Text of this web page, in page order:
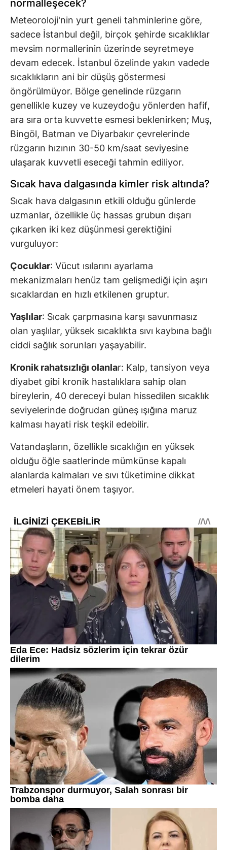
normalleşecek?
Meteoroloji'nin yurt geneli tahminlerine göre,
sadece İstanbul değil, birçok şehirde sıcaklıklar
mevsim normallerinin üzerinde seyretmeye
devam edecek. İstanbul özelinde yakın vadede
sıcaklıkların ani bir düşüş göstermesi
öngörülmüyor. Bölge genelinde rüzgarın
genellikle kuzey ve kuzeydoğu yönlerden hafif,
ara sıra orta kuvvette esmesi beklenirken; Muş,
Bingöl, Batman ve Diyarbakır çevrelerinde
rüzgarın hızının 30-50 km/saat seviyesine
ulaşarak kuvvetli eseceği tahmin ediliyor.
Sıcak hava dalgasında kimler risk altında?
Sıcak hava dalgasının etkili olduğu günlerde
uzmanlar, özellikle üç hassas grubun dışarı
çıkarken iki kez düşünmesi gerektiğini
vurguluyor:
Çocuklar: Vücut ısılarını ayarlama
mekanizmaları henüz tam gelişmediği için aşırı
sıcaklardan en hızlı etkilenen gruptur.
Yaşlılar: Sıcak çarpmasına karşı savunmasız
olan yaşlılar, yüksek sıcaklıkta sıvı kaybına bağlı
ciddi sağlık sorunları yaşayabilir.
Kronik rahatsızlığı olanlar: Kalp, tansiyon veya
diyabet gibi kronik hastalıklara sahip olan
bireylerin, 40 dereceyi bulan hissedilen sıcaklık
seviyelerinde doğrudan güneş ışığına maruz
kalması hayati risk teşkil edebilir.
Vatandaşların, özellikle sıcaklığın en yüksek
olduğu öğle saatlerinde mümkünse kapalı
alanlarda kalmaları ve sıvı tüketimine dikkat
etmeleri hayati önem taşıyor.